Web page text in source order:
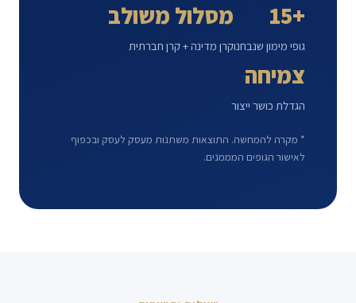
+15
גופי מימון שנבחנו
מסלול משולב
קרן מדינה + קרן חברתית
צמיחה
הגדלת כושר ייצור
* מקרה להמחשה. התוצאות משתנות מעסק לעסק ובכפוף
לאישור הגופים המממנים.